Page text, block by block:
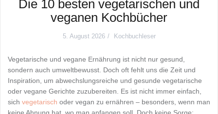
Die 10 besten vegetarischen und
veganen Kochbücher
5. August 2026 Kochbuchleser
Vegetarische und vegane Ernährung ist nicht nur gesund,
sondern auch umweltbewusst. Doch oft fehlt uns die Zeit und
Inspiration, um abwechslungsreiche und gesunde vegetarische
oder vegane Gerichte zuzubereiten. Es ist nicht immer einfach,
sich vegetarisch oder vegan zu ernähren – besonders, wenn man
keine Ahnung hat, wo man anfangen soll. Doch keine Sorge: